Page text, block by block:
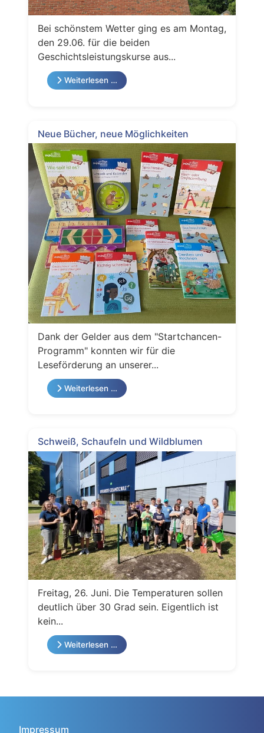
Bei schönstem Wetter ging es am Montag,
den 29.06. für die beiden
Geschichtsleistungskurse aus...
Weiterlesen …
Neue Bücher, neue Möglichkeiten
Dank der Gelder aus dem "Startchancen-
Programm" konnten wir für die
Leseförderung an unserer...
Weiterlesen …
Schweiß, Schaufeln und Wildblumen
Freitag, 26. Juni. Die Temperaturen sollen
deutlich über 30 Grad sein. Eigentlich ist
kein...
Weiterlesen …
Impressum